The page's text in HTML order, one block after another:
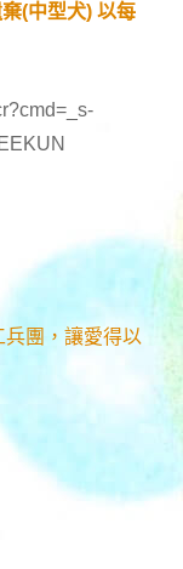
(中型犬) 以每
兵團，讓愛得以